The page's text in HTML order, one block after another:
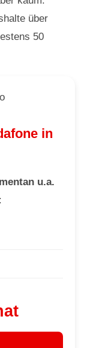
über
50
in
u.a.